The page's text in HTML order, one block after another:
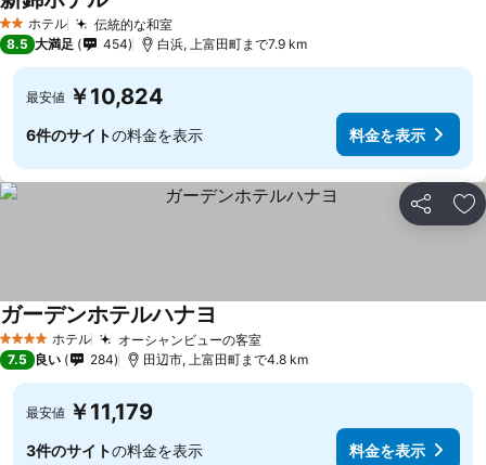
2 ホテルのランク
ホテル 伝統的な和室
8.5 大満足 454 白浜, 上富田町まで7.9 km
最安値 ￥10,824
6件のサイトの料金を表示 料金を表示
シェア お
4 ホテルのランク
ホテル オーシャンビューの客室
ガーデンホテルハナヨ
7.5 良い 284 田辺市, 上富田町まで4.8 km
最安値 ￥11,179
3件のサイトの料金を表示 料金を表示